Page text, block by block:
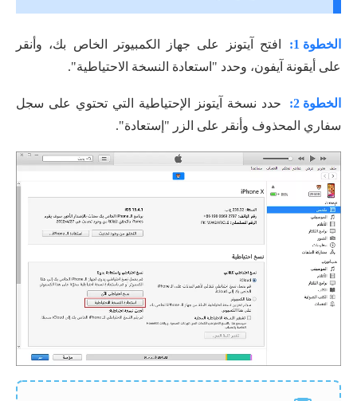
الخطوة 1:
افتح آیتونز على جهاز الكمبيوتر الخاص بك، وأنقر
على أيقونة آيفون، وحدد "استعادة النسخة الاحتياطية".
الخطوة 2:
حدد نسخة آیتونز الإحتياطية التي تحتوي على سجل
سفاري المحذوف وأنقر على الزر "إستعادة".